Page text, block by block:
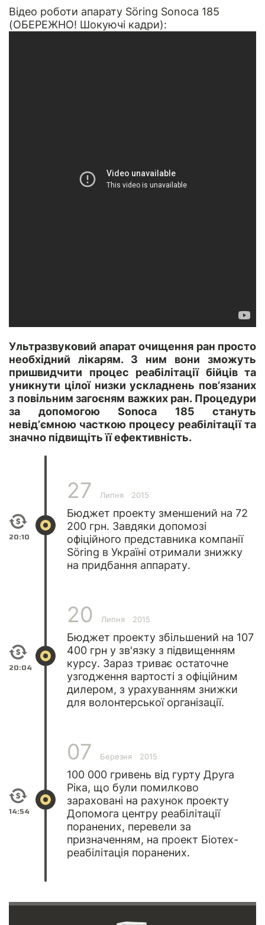
Відео роботи апарату Söring Sonoca 185
(ОБЕРЕЖНО! Шокуючі кадри):
Ультразвуковий апарат очищення ран просто
необхідний лікарям. З ним вони зможуть
пришвидчити процес реабілітації бійців та
уникнути цілої низки ускладнень пов’язаних
з повільним загоєням важких ран. Процедури
за допомогою Sonoca 185 стануть
невід’ємною часткою процесу реабілітації та
значно підвищіть її ефективність.
20:10
27 Липня 2015
Бюджет проекту зменшений на 72
200 грн. Завдяки допомозі
офіційного представника компанії
Söring в Україні отримали знижку
на придбання аппарату.
20:04
20 Липня 2015
Бюджет проекту збільшений на 107
400 грн у зв'язку з підвищенням
курсу. Зараз триває остаточне
узгодження вартості з офіційним
дилером, з урахуванням знижки
для волонтерської організації.
14:54
07 Березня 2015
100 000 гривень від гурту Друга
Ріка, що були помилково
зараховані на рахунок проекту
Допомога центру реабілітації
поранених, перевели за
призначенням, на проект Біотех-
реабілітація поранених.